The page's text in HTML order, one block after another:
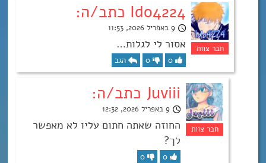
Ido4224 כתב/ה:
9 באפריל 2026, 11:53
אסור לי לגלות…
0
0 הגב
Juviii כתב/ה:
9 באפריל 2026, 12:32
החוזה שאתה חתום עליו לא מאפשר
לך?
0
0